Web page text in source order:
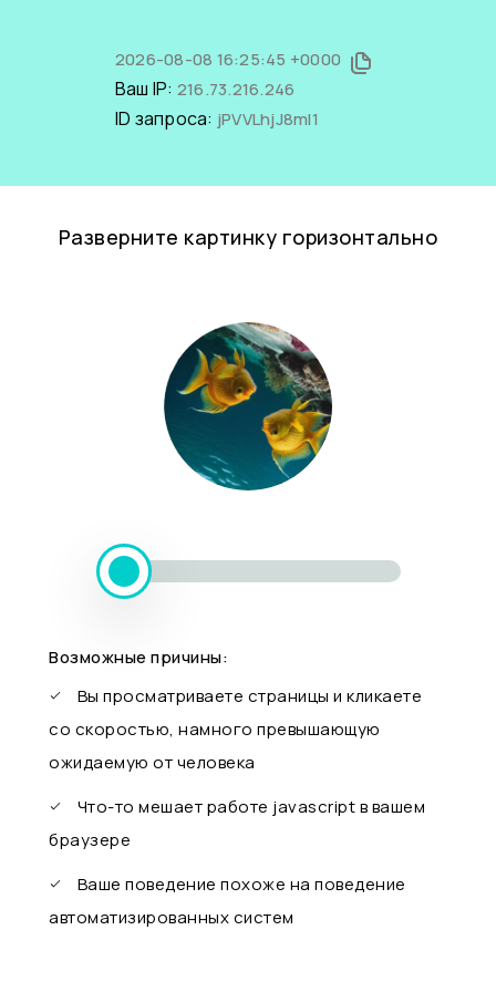
2026-08-08 16:25:45 +0000
Ваш IP: 216.73.216.246
ID запроса: jPVVLhjJ8mI1
Разверните картинку горизонтально
Возможные причины:
Вы просматриваете страницы и кликаете
со скоростью, намного превышающую
ожидаемую от человека
Что-то мешает работе javascript в вашем
браузере
Ваше поведение похоже на поведение
автоматизированных систем